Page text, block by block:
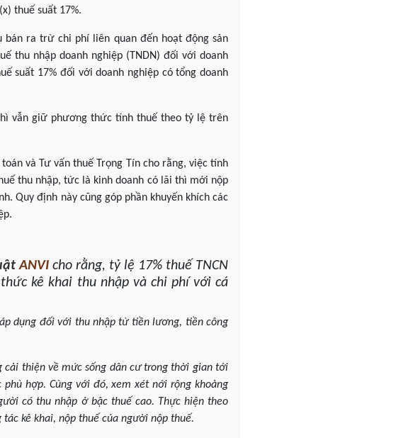
thuế suất 17%.
bán ra trừ chi phí liên quan đến hoạt động sản
thu nhập doanh nghiệp (TNDN) đối với doanh
suất 17% đối với doanh nghiệp có tổng doanh
vẫn giữ phương thức tính thuế theo tỷ lệ trên
và Tư vấn thuế Trọng Tín cho rằng, việc tính
thu nhập, tức là kinh doanh có lãi thì mới nộp
Quy định này cũng góp phần khuyến khích các
ANVI cho rằng, tỷ lệ 17% thuế TNCN
kê khai thu nhập và chi phí với cá
dụng đối với thu nhập từ tiền lương, tiền công
cải thiện về mức sống dân cư trong thời gian tới
hợp. Cùng với đó, xem xét nới rộng khoảng
có thu nhập ở bậc thuế cao. Thực hiện theo
kê khai, nộp thuế của người nộp thuế.